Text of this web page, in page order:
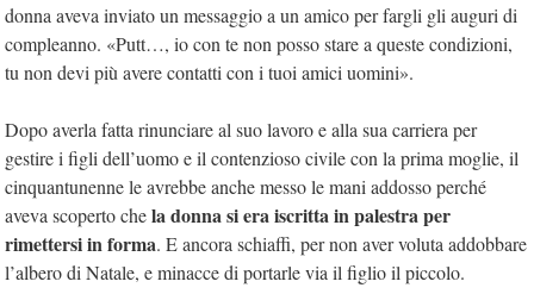
donna aveva inviato un messaggio a un amico per fargli gli auguri di
compleanno. «Putt…, io con te non posso stare a queste condizioni,
tu non devi più avere contatti con i tuoi amici uomini».
Dopo averla fatta rinunciare al suo lavoro e alla sua carriera per
gestire i figli dell’uomo e il contenzioso civile con la prima moglie, il
cinquantunenne le avrebbe anche messo le mani addosso perché
aveva scoperto chela donna si era iscritta in palestra per
rimettersi in forma. E ancora schiaffi, per non aver voluta addobbare
l’albero di Natale, e minacce di portarle via il figlio il piccolo.